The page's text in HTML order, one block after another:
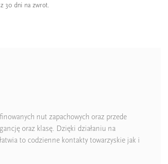
30 dni na zwrot.
nut zapachowych oraz przede
oraz klasę. Dzięki działaniu na
to codzienne kontakty towarzyskie jak i